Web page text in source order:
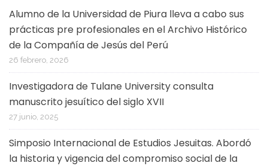
Alumno de la Universidad de Piura lleva a cabo sus
prácticas pre profesionales en el Archivo Histórico
de la Compañía de Jesús del Perú
26 febrero, 2026
Investigadora de Tulane University consulta
manuscrito jesuítico del siglo XVII
27 junio, 2025
Simposio Internacional de Estudios Jesuitas. Abordó
la historia y vigencia del compromiso social de la